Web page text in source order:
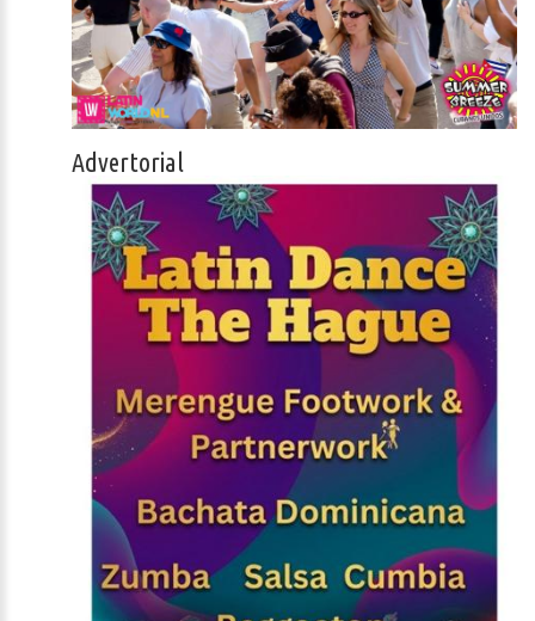
Advertorial